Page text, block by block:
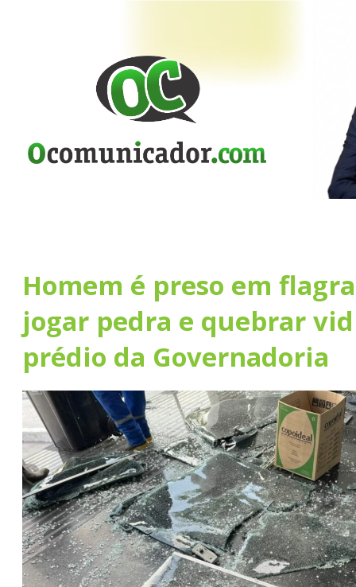
Homem é preso em
jogar pedra e quebrar
prédio da Governadoria